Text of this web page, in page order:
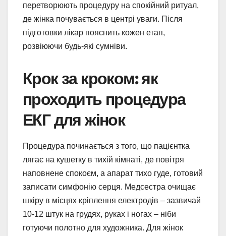
перетворюють процедуру на спокійний ритуал,
де жінка почувається в центрі уваги. Після
підготовки лікар пояснить кожен етап,
розвіюючи будь-які сумніви.
Крок за кроком: як
проходить процедура
ЕКГ для жінок
Процедура починається з того, що пацієнтка
лягає на кушетку в тихій кімнаті, де повітря
наповнене спокоєм, а апарат тихо гуде, готовий
записати симфонію серця. Медсестра очищає
шкіру в місцях кріплення електродів – зазвичай
10-12 штук на грудях, руках і ногах – ніби
готуючи полотно для художника. Для жінок